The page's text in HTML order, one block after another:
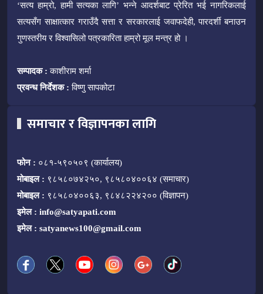
‘सत्य हाम्रो, हामी सत्यका लागि’ भन्ने आदर्शबाट प्रेरित भई नागरिकलाई
सत्यसँग साक्षात्कार गराउँदै सत्ता र सरकारलाई जवाफदेही, पारदर्शी बनाउन
गुणस्तरीय र विश्वासिलो पत्रकारिता हाम्रो मूल मन्त्र हो ।
सम्पादक : काशीराम शर्मा
प्रवन्ध निर्देशक : विष्णु सापकोटा
समाचार र विज्ञापनका लागि
फोन : ०८१-५९०५०९ (कार्यालय)
मोबाइल : ९८५८०७४२५०, ९८५८०४००६४ (समाचार)
मोबाइल : ९८५८०४००६३, ९८४८२२४२०० (विज्ञापन)
इमेल : info@satyapati.com
इमेल : satyanews100@gmail.com